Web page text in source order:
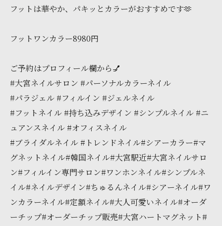
フットは華やか、パキッとカラーがおすすめです🫶
フットワンカラー8980円
ご予約はプロフィール欄から💅
#大宮ネイルサロン #パーソナルカラーネイル
#パラジェル #フィルイン #ジェルネイル
#フットネイル #持ち込みデザイン #シンプルネイル #ニ
ュアンスネイル #オフィスネイル
#ブライダルネイル #トレンドネイル#シアーカラー#マ
グネットネイル#韓国ネイル#大宮駅近#大宮ネイルサロ
ン#フィルイン専門サロン#ワンホンネイル#シンプルネ
イル#ネイルデザイン#ちゅるんネイル#シアーネイル#ワ
ンカラーネイル#定額ネイル#大人可愛いネイル#オーダ
ーチップ#オーダーチップ販売#大宮ハートマグネット#